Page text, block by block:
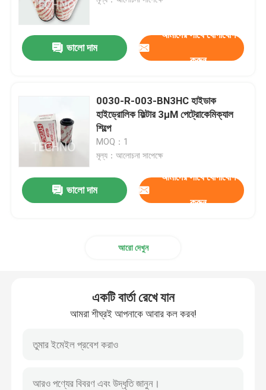
নরগ্রেন সোলিনয়েড ভালভ
পালস ভালভ ডায়াফ্রাম
হাইড্রোলিক ফিল্টার উপাদান
পিস্টন বায়ুসংক্রান্ত সিলিন্ডার
ভালো দাম
আমাদের সাথে যোগাযোগ
করুন
0030-R-003-BN3HC হাইডাক
হাইড্রোলিক ফিল্টার 3μM পেট্রোকেমিক্যাল
শিল্পে
MOQ：1
মূল্য：আলোচনা সাপেক্ষে
ভালো দাম
আমাদের সাথে যোগাযোগ
করুন
আরো দেখুন
একটি বার্তা রেখে যান
আমরা শীঘ্রই আপনাকে আবার কল করব!